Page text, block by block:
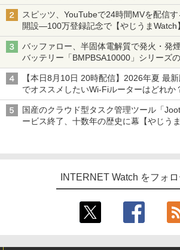
スピッツ、YouTubeで24時間MVを配信
開設―100万登録記念で【やじうまWatch】
バッファロー、半固体電解質で発火・発
バッテリー「BMPBSA10000」シリーズ
開始
【本日8月10日 20時配信】2026年夏 最
でオススメしたいWi-Fiルーターはどれ
水理史の「イニシャルB」チャンネル】
国産のクラウド型タスク管理ツール「
ービス終了、十数年の歴史に幕【やじうま
INTERNET Watch をフォ